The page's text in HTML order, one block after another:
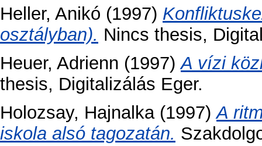
Heller, Anikó (1997)
osztályban). Nincs thesis,
Heuer, Adrienn (1997)A vízi
thesis, Digitalizálás Eger.
Holozsay, Hajnalka(1997)A
iskola alsó tagozatán.